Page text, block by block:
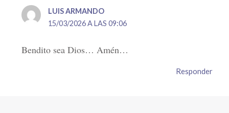
LUIS ARMANDO
15/03/2026 A LAS 09:06
Bendito sea Dios… Amén…
Responder